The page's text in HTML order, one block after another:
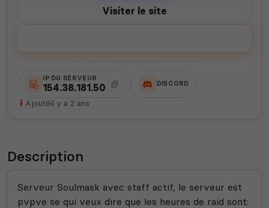
Visiter le site
IP DU SERVEUR
154.38.181.50 DISCORD
Ajoutéil y a 2 ans
Description
Serveur Soulmask avec staff actif, le serveur est
pvpve se qui veux dire que les heures de raid sont: